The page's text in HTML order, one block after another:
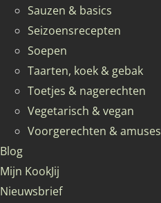
Sauzen & basics
Seizoensrecepten
Soepen
Taarten, koek & gebak
Toetjes & nagerechten
Vegetarisch & vegan
Voorgerechten & amuses
Blog
Mijn KookJij
Nieuwsbrief